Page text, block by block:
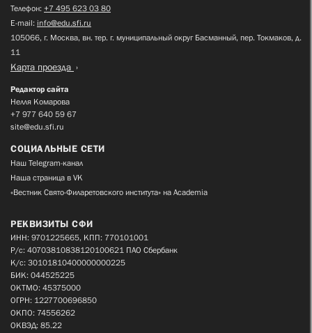
Телефон: +7 495 623 03 80
E-mail: info@edu.sfi.ru
105066, г. Москва, вн. тер. г. муниципальный округ Басманный, пер. Токмаков, д.
11
Карта проезда
Редактор сайта
Нелля Комарова
+7 977 640 59 67
site@edu.sfi.ru
СОЦИАЛЬНЫЕ СЕТИ
Наш Telegram-канал
Наша страница в VK
«Вестник Свято-Филаретовского института» на Academia
РЕКВИЗИТЫ СФИ
ИНН: 9701225665, КПП: 770101001
Р/с: 40703810838120100621 ПАО Сбербанк
К/с: 30101810400000000225
БИК: 044525225
ОКТМО: 45375000
ОГРН: 1227700696850
ОКПО: 74556262
ОКВЭД: 85.22